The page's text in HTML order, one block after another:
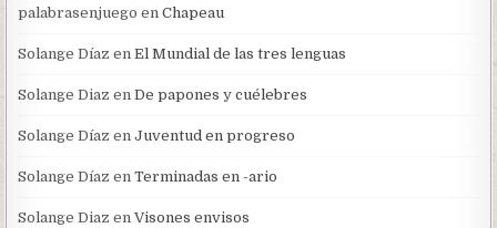
palabrasenjuego enChapeau
Solange Díaz enEl Mundial de las tres lenguas
Solange Diaz enDe papones y cuélebres
Solange Díaz enJuventud en progreso
Solange Díaz enTerminadas en -ario
Solange Diaz enVisones envisos